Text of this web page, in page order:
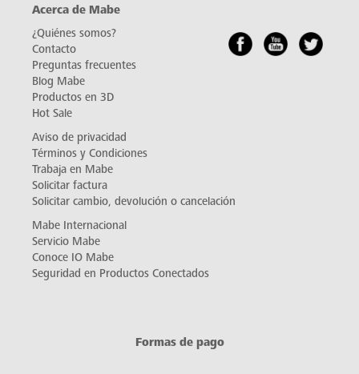
Acerca de Mabe
¿Quiénes somos?
Contacto
Preguntas frecuentes
Blog Mabe
Productos en 3D
Hot Sale
Aviso de privacidad
Términos y Condiciones
Trabaja en Mabe
Solicitar factura
Solicitar cambio, devolución o cancelación
Mabe Internacional
Servicio Mabe
Conoce IO Mabe
Seguridad en Productos Conectados
Formas de pago